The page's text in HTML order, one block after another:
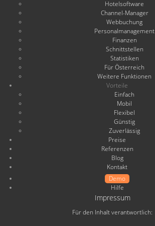
Hotelsoftware
Channel-Manager
Webbuchung
Personalmanagement
Finanzen
Schnittstellen
Statistiken
Für Österreich
Weitere Funktionen
Vorteile
Einfach
Mobil
Flexibel
Günstig
Zuverlässig
Preise
Referenzen
Blog
Kontakt
Demo
Hilfe
Impressum
Für den Inhalt verantwortlich: